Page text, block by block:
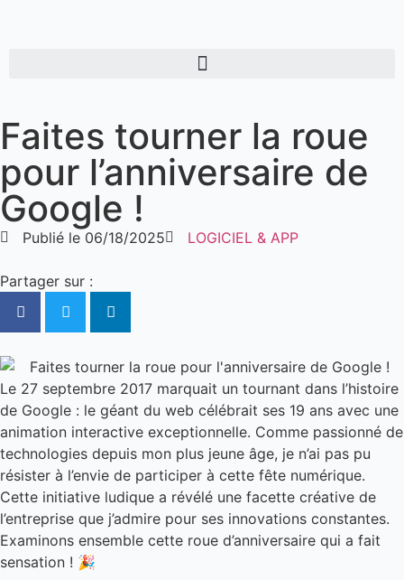
Faites tourner la roue
pour l’anniversaire de
Google !
Publié le 06/18/2025 LOGICIEL & APP
Partager sur :
Le 27 septembre 2017 marquait un tournant dans l’histoire
de Google : le géant du web célébrait ses 19 ans avec une
animation interactive exceptionnelle. Comme passionné de
technologies depuis mon plus jeune âge, je n’ai pas pu
résister à l’envie de participer à cette fête numérique.
Cette initiative ludique a révélé une facette créative de
l’entreprise que j’admire pour ses innovations constantes.
Examinons ensemble cette roue d’anniversaire qui a fait
sensation ! 🎉